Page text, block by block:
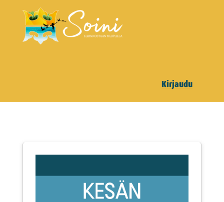
Kirjaudu